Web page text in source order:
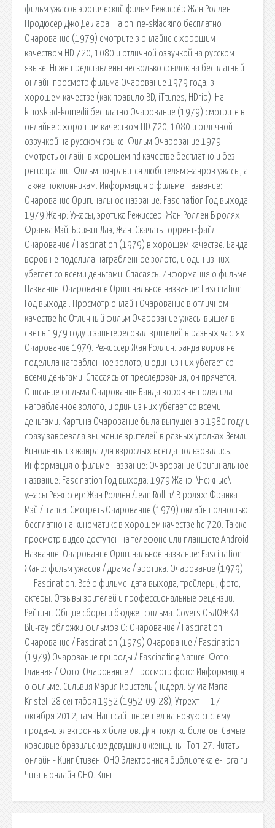
фильм ужасов эротический фильм Режиссёр Жан Роллен
Продюсер Джо Де Лара. На online-skladkino бесплатно
Очарование (1979) смотрите в онлайне с хорошим
качеством HD 720, 1080 и отличной озвучкой на русском
языке. Ниже представлены несколько ссылок на бесплатный
онлайн просмотр фильма Очарование 1979 года, в
хорошем качестве (как правило BD, iTtunes, HDrip). На
kinosklad-komedii бесплатно Очарование (1979) смотрите в
онлайне с хорошим качеством HD 720, 1080 и отличной
озвучкой на русском языке. Фильм Очарование 1979
смотреть онлайн в хорошем hd качестве бесплатно и без
регистрации. Фильм понравится любителям жанров ужасы, а
также поклонникам. Информация о фильме Название:
Очарование Оригинальное название: Fascination Год выхода:
1979 Жанр: Ужасы, эротика Режиссер: Жан Роллен В ролях:
Франка Мэй, Брижит Лаэ, Жан. Скачать торрент-файл
Очарование / Fascination (1979) в хорошем качестве. Банда
воров не поделила награбленное золото, и один из них
убегает со всеми деньгами. Спасаясь. Информация о фильме
Название: Очарование Оригинальное название: Fascination
Год выхода:. Просмотр онлайн Очарование в отличном
качестве hd Отличный фильм Очарование ужасы вышел в
свет в 1979 году и заинтересовал зрителей в разных частях.
Очарование 1979. Режиссер Жан Роллин. Банда воров не
поделила награбленное золото, и один из них убегает со
всеми деньгами. Спасаясь от преследования, он прячется.
Описание фильма Очарование Банда воров не поделила
награбленное золото, и один из них убегает со всеми
деньгами. Картина Очарование была выпущена в 1980 году и
сразу завоевала внимание зрителей в разных уголках Земли.
Киноленты из жанра для взрослых всегда пользовались.
Информация о фильме Название: Очарование Оригинальное
название: Fascination Год выхода: 1979 Жанр: \Нежные\
ужасы Режиссер: Жан Роллен /Jean Rollin/ В ролях: Франка
Мэй /Franca. Смотреть Очарование (1979) онлайн полностью
бесплатно на киноматикс в хорошем качестве hd 720. Также
просмотр видео доступен на телефоне или планшете Android
Название: Очарование Оригинальное название: Fascination
Жанр: фильм ужасов / драма / эротика. Очарование (1979)
— Fascination. Всё о фильме: дата выхода, трейлеры, фото,
актеры. Отзывы зрителей и профессиональные рецензии.
Рейтинг. Общие сборы и бюджет фильма. Covers ОБЛОЖКИ
Blu-ray обложки фильмов О: Очарование / Fascination
Очарование / Fascination (1979) Очарование / Fascination
(1979) Очарование природы / Fascinating Nature. Фото:
Главная / Фото: Очарование / Просмотр фото: Информация
о фильме. Сильвия Мария Кристель (нидерл. Sylvia Maria
Kristel; 28 сентября 1952 (1952-09-28), Утрехт — 17
октября 2012, там. Наш сайт перешел на новую систему
продажи электронных билетов. Для покупки билетов. Самые
красивые бразильские девушки и женщины. Топ-27. Читать
онлайн - Кинг Стивен. ОНО Электронная библиотека e-libra.ru
Читать онлайн ОНО. Кинг.